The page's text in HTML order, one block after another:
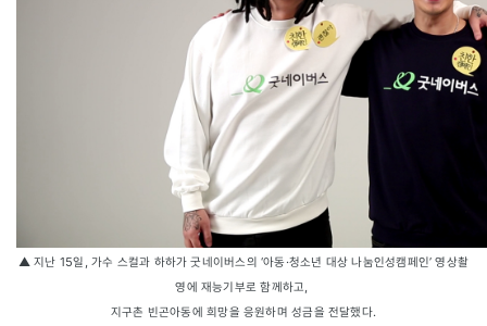
▲ 지난 15일, 가수 스컬과 하하가굿네이버스의 ‘아동·청소년 대상 나눔인성캠페인’ 영상촬
영에 재능기부로 함께하고,
지구촌 빈곤아동에 희망을 응원하며 성금을 전달했다.